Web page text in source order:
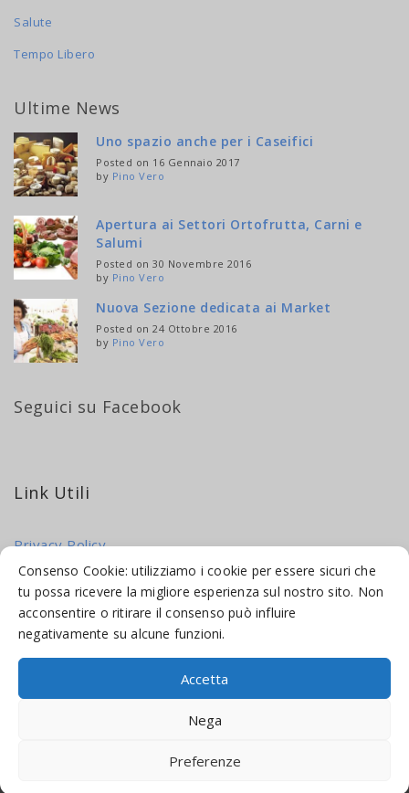
Consenso Cookie: utilizziamo i cookie per essere sicuri che
tu possa ricevere la migliore esperienza sul nostro sito. Non
acconsentire o ritirare il consenso può influire
negativamente su alcune funzioni.
Accetta
Nega
Preferenze
Salute
Tempo Libero
Ultime News
Uno spazio anche per i Caseifici
Posted on 16 Gennaio 2017
by Pino Vero
Apertura ai Settori Ortofrutta, Carni e
Salumi
Posted on 30 Novembre 2016
by Pino Vero
Nuova Sezione dedicata ai Market
Posted on 24 Ottobre 2016
by Pino Vero
Seguici su Facebook
Link Utili
Privacy Policy
Cookie Policy
MADE WEB SOLUTIONS